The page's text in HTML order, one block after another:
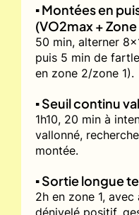
▪️ Montées en
(VO2max + Zone
50 min, alterner
puis 5 min de
en zone 2/zone 1).
▪️ Seuil continu
1h10, 20 min à
vallonné,
montée.
▪️ Sortie longue
2h en zone 1,
dénivelé positif,